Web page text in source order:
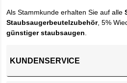
Als Stammkunde erhalten Sie auf alle
Staubsaugerbeutelzubehör, 5%
günstiger staubsaugen.
KUNDENSERVICE